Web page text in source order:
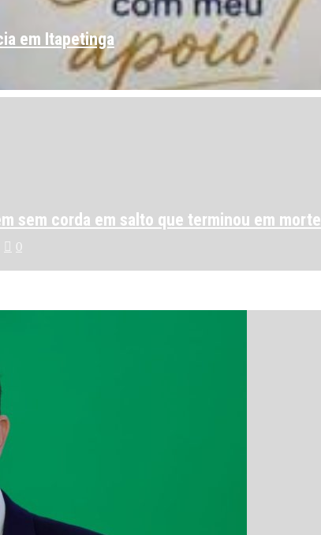
em Itapetinga
sem corda em salto que terminou em morte
0